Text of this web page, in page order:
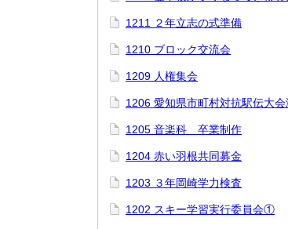
1211 ２年立志の式準備
1210 ブロック交流会
1209 人権集会
1206 愛知県市町村対抗駅伝大会
1205 音楽科 卒業制作
1204 赤い羽根共同募金
1203 ３年岡崎学力検査
1202 スキー学習実行委員会①